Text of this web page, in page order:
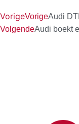
VorigeVorigeAudi
VolgendeAudi boekt